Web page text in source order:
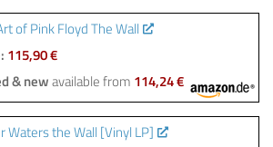
of Pink Floyd The Wall
115,90 €
& newavailable from 114,24 €
Waters the Wall [Vinyl LP]